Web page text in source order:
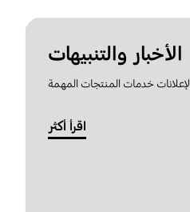
الأخبار والتنبيهات
لإعلانات خدمات المنتجات المهمة
اقرأ أكثر